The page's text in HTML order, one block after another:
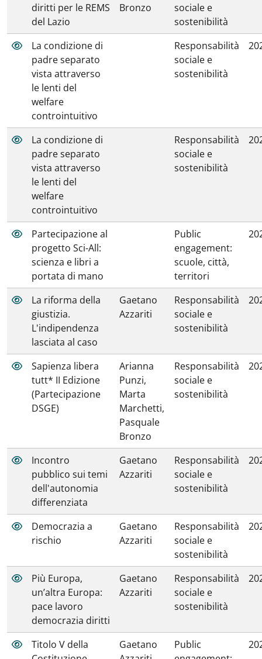
diritti per le REMS
del Lazio
Bronzo
sociale e
sostenibilità
La condizione di
padre separato
vista attraverso
le lenti del
welfare
controintuitivo
Responsabilità
sociale e
sostenibilità
La condizione di
padre separato
vista attraverso
le lenti del
welfare
controintuitivo
Responsabilità
sociale e
sostenibilità
Partecipazione al
progetto Sci-All:
scienza e libri a
portata di mano
Public
engagement:
scuole, città,
territori
La riforma della
giustizia.
L'indipendenza
lasciata al caso
Gaetano
Azzariti
Responsabilità
sociale e
sostenibilità
Sapienza libera
tutt* II Edizione
(Partecipazione
DSGE)
Arianna
Punzi,
Marta
Marchetti,
Pasquale
Bronzo
Responsabilità
sociale e
sostenibilità
Incontro
pubblico sui temi
dell'autonomia
differenziata
Gaetano
Azzariti
Responsabilità
sociale e
sostenibilità
Democrazia a
rischio
Gaetano
Azzariti
Responsabilità
sociale e
sostenibilità
Più Europa,
un’altra Europa:
pace lavoro
democrazia diritti
Gaetano
Azzariti
Responsabilità
sociale e
sostenibilità
Titolo V della
Gaetano
Public